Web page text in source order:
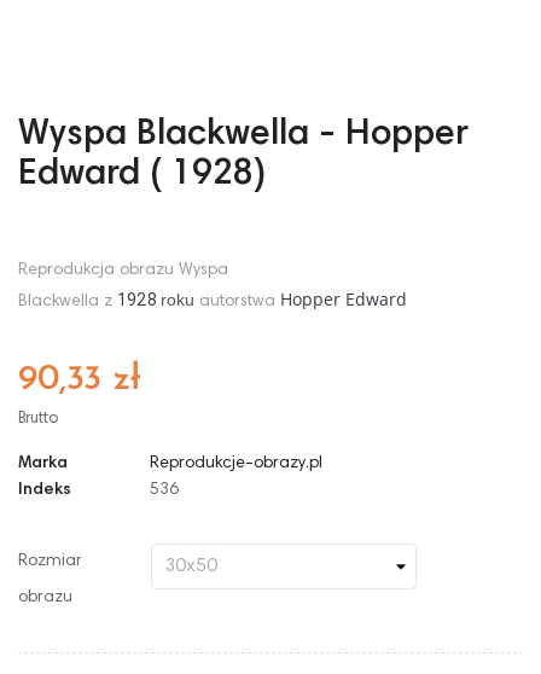
Wyspa Blackwella - Hopper
Edward ( 1928)
Reprodukcja obrazu Wyspa
Blackwella z 1928 roku autorstwa Hopper Edward
90,33 zł
Brutto
Marka
Reprodukcje-obrazy.pl
Indeks
536
Rozmiar
obrazu